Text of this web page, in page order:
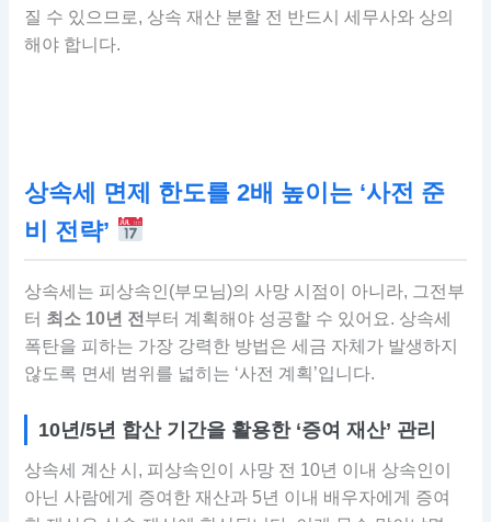
질 수 있으므로, 상속 재산 분할 전 반드시 세무사와 상의
해야 합니다.
상속세 면제 한도를 2배 높이는 ‘사전 준
비 전략’
상속세는 피상속인(부모님)의 사망 시점이 아니라, 그전부
터 최소 10년 전 부터 계획해야 성공할 수 있어요. 상속세
폭탄을 피하는 가장 강력한 방법은 세금 자체가 발생하지
않도록 면세 범위를 넓히는 ‘사전 계획’입니다.
10년/5년 합산 기간을 활용한 ‘증여 재산’ 관리
상속세 계산 시, 피상속인이 사망 전 10년 이내 상속인이
아닌 사람에게 증여한 재산과 5년 이내 배우자에게 증여